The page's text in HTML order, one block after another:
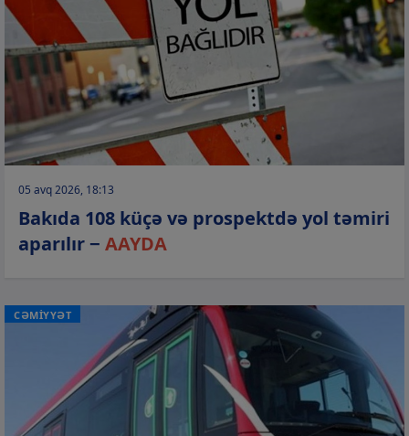
05 avq 2026, 18:13
Bakıda 108 küçə və prospektdə yol təmiri
aparılır − AAYDA
CƏMİYYƏT